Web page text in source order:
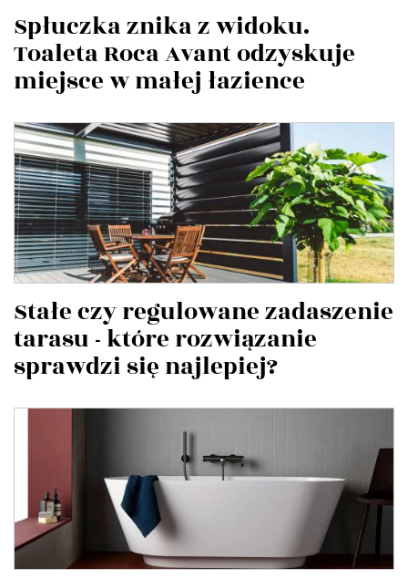
Spłuczka znika z widoku.
Toaleta Roca Avant odzyskuje
miejsce w małej łazience
Stałe czy regulowane zadaszenie
tarasu - które rozwiązanie
sprawdzi się najlepiej?